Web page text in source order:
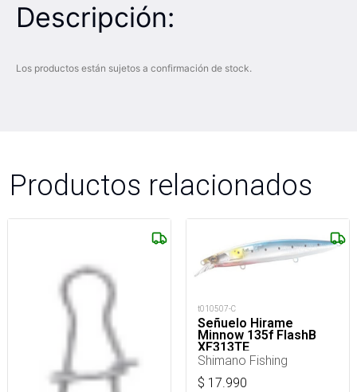
Descripción:
Los productos están sujetos a confirmación de stock.
Productos relacionados
t010507-C
Señuelo Hirame
Minnow 135f FlashB
XF313TE
Shimano Fishing
$ 17.990